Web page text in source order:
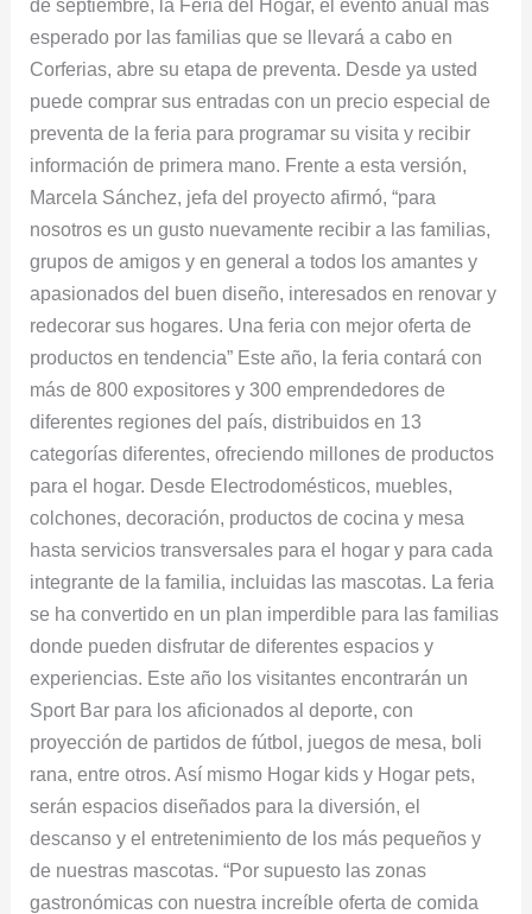
de septiembre, la Feria del Hogar, el evento anual más
esperado por las familias que se llevará a cabo en
Corferias, abre su etapa de preventa. Desde ya usted
puede comprar sus entradas con un precio especial de
preventa de la feria para programar su visita y recibir
información de primera mano. Frente a esta versión,
Marcela Sánchez, jefa del proyecto afirmó, “para
nosotros es un gusto nuevamente recibir a las familias,
grupos de amigos y en general a todos los amantes y
apasionados del buen diseño, interesados en renovar y
redecorar sus hogares. Una feria con mejor oferta de
productos en tendencia” Este año, la feria contará con
más de 800 expositores y 300 emprendedores de
diferentes regiones del país, distribuidos en 13
categorías diferentes, ofreciendo millones de productos
para el hogar. Desde Electrodomésticos, muebles,
colchones, decoración, productos de cocina y mesa
hasta servicios transversales para el hogar y para cada
integrante de la familia, incluidas las mascotas. La feria
se ha convertido en un plan imperdible para las familias
donde pueden disfrutar de diferentes espacios y
experiencias. Este año los visitantes encontrarán un
Sport Bar para los aficionados al deporte, con
proyección de partidos de fútbol, juegos de mesa, boli
rana, entre otros. Así mismo Hogar kids y Hogar pets,
serán espacios diseñados para la diversión, el
descanso y el entretenimiento de los más pequeños y
de nuestras mascotas. “Por supuesto las zonas
gastronómicas con nuestra increíble oferta de comida